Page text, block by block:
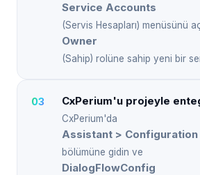
Service Accounts
(Servis Hesapları) menüsünü
Owner
(Sahip) rolüne sahip yeni bir
CxPerium'u projeyle
CxPerium'da
Assistant > Configuration
bölümüne gidin ve
DialogFlowConfig